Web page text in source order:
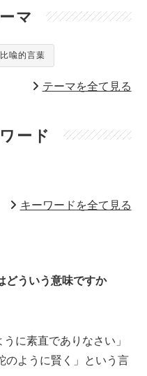
マ
喩的言葉
テーマを全て見る
ード
キーワードを全て見る
ういう意味ですか
に素直でありなさい」
のように賢く」という言